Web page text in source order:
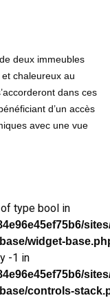
deux immeubles
chaleureux au
dans ces
d’un accès
avec une vue
type bool in
widget-
-1 in
controls-